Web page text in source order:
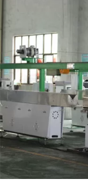
PRIVACY
POLICY